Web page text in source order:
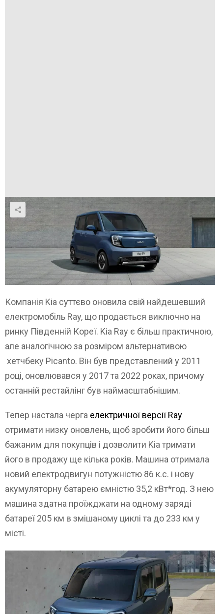
Компанія Kia суттєво оновила свій найдешевший
електромобіль Ray, що продається виключно на
ринку Південній Кореї. Kia Ray є більш практичною,
але аналогічною за розміром альтернативою
хетчбеку Picanto. Він був представлений у 2011
році, оновлювався у 2017 та 2022 роках, причому
останній рестайлінг був наймасштабнішим.
Тепер настала черга електричної версії Ray
отримати низку оновлень, щоб зробити його більш
бажаним для покупців і дозволити Kia тримати
його в продажу ще кілька років. Машина отримала
новий електродвигун потужністю 86 к.с. і нову
акумуляторну батарею ємністю 35,2 кВт*год. З нею
машина здатна проїжджати на одному заряді
батареї 205 км в змішаному циклі та до 233 км у
місті.